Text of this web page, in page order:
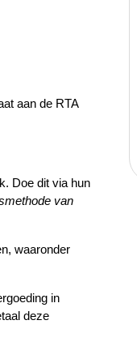
aan de RTA
Doe dit via hun
van
waaronder
in
deze